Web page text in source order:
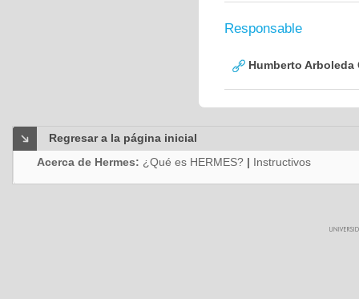
Responsable
Humberto Arboleda
Regresar a la página inicial
Acerca de Hermes: ¿Qué es HERMES? | Instructivos